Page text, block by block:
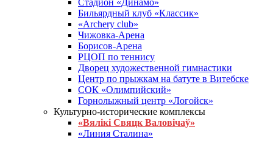
Стадион «Динамо»
Бильярдный клуб «Классик»
«Archery club»
Чижовка-Арена
Борисов-Арена
РЦОП по теннису
Дворец художественной гимнастики
Центр по прыжкам на батуте в Витебске
СОК «Олимпийский»
Горнолыжный центр «Логойск»
Культурно-исторические комплексы
«Вялікі Свяцк Валовічаў»
«Линия Сталина»